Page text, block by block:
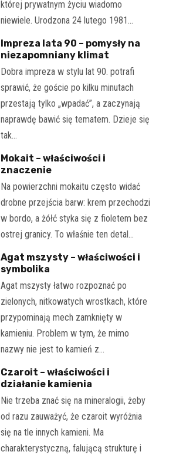
której prywatnym życiu wiadomo
niewiele. Urodzona 24 lutego 1981…
Impreza lata 90 – pomysły na
niezapomniany klimat
Dobra impreza w stylu lat 90. potrafi
sprawić, że goście po kilku minutach
przestają tylko „wpadać”, a zaczynają
naprawdę bawić się tematem. Dzieje się
tak…
Mokait – właściwości i
znaczenie
Na powierzchni mokaitu często widać
drobne przejścia barw: krem przechodzi
w bordo, a żółć styka się z fioletem bez
ostrej granicy. To właśnie ten detal…
Agat mszysty – właściwości i
symbolika
Agat mszysty łatwo rozpoznać po
zielonych, nitkowatych wrostkach, które
przypominają mech zamknięty w
kamieniu. Problem w tym, że mimo
nazwy nie jest to kamień z…
Czaroit – właściwości i
działanie kamienia
Nie trzeba znać się na mineralogii, żeby
od razu zauważyć, że czaroit wyróżnia
się na tle innych kamieni. Ma
charakterystyczną, falującą strukturę i